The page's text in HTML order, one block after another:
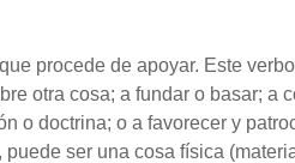
procede de apoyar. Este
otra cosa; a fundar o basar; a
o doctrina; o a favorecer y
puede ser una cosa física